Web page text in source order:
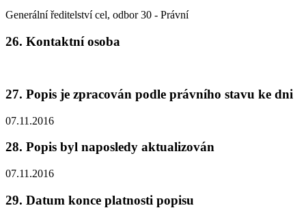
Generální ředitelství cel, odbor 30 - Právní
26. Kontaktní osoba
27. Popis je zpracován podle právního stavu ke dni
07.11.2016
28. Popis byl naposledy aktualizován
07.11.2016
29. Datum konce platnosti popisu